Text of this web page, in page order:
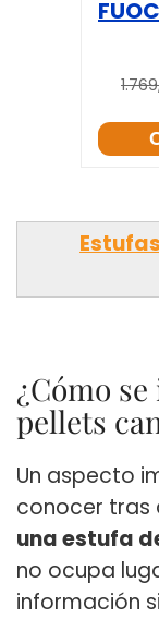
¿Cómo
pellets
Un aspecto
conocer tras
una estufa
no ocupa
información